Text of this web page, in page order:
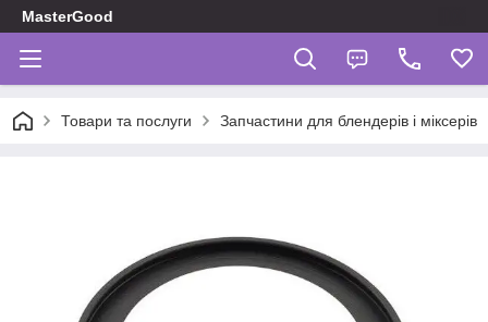
MasterGood
Товари та послуги Запчастини для блендерів і міксерів